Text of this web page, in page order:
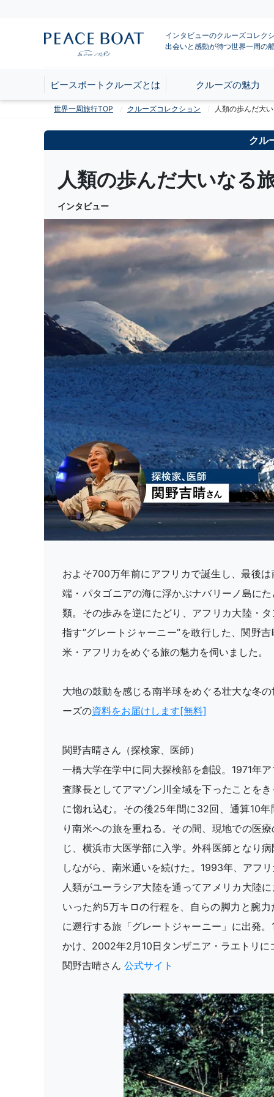
インタビューのクルーズコレク
出会いと感動が待つ世界一周の
ピースボートクルーズとは クルーズの魅力
世界一周旅行TOP クルーズコレクション 人類の歩んだ大
クル
人類の歩んだ大いなる
インタビュー
およそ700万年前にアフリカで誕生し、最後
端・パタゴニアの海に浮かぶナバリーノ島に
類。その歩みを逆にたどり、アフリカ大陸・
指す”グレートジャーニー”を敢行した、関野
米・アフリカをめぐる旅の魅力を伺いました。
大地の鼓動を感じる南半球をめぐる壮大な冬
ーズの資料をお届けします[無料]
関野吉晴さん（探検家、医師）
一橋大学在学中に同大探検部を創設。1971年
査隊長としてアマゾン川全域を下ったことを
に惚れ込む。その後25年間に32回、通算10年
り南米への旅を重ねる。その間、現地での医
じ、横浜市大医学部に入学。外科医師となり
しながら、南米通いを続けた。1993年、アフ
人類がユーラシア大陸を通ってアメリカ大陸
いった約5万キロの行程を、自らの脚力と腕
に遡行する旅「グレートジャーニー」に出発
かけ、2002年2月10日タンザニア・ラエトリに
関野吉晴さん 公式サイト